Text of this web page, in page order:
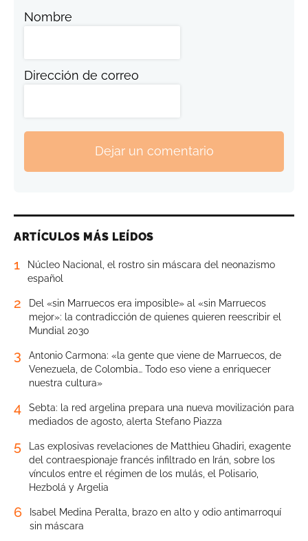
Nombre
Dirección de correo
Dejar un comentario
ARTÍCULOS MÁS LEÍDOS
1
Núcleo Nacional, el rostro sin máscara del neonazismo
español
2
Del «sin Marruecos era imposible» al «sin Marruecos
mejor»: la contradicción de quienes quieren reescribir el
Mundial 2030
3
Antonio Carmona: «la gente que viene de Marruecos, de
Venezuela, de Colombia… Todo eso viene a enriquecer
nuestra cultura»
4
Sebta: la red argelina prepara una nueva movilización para
mediados de agosto, alerta Stefano Piazza
5
Las explosivas revelaciones de Matthieu Ghadiri, exagente
del contraespionaje francés infiltrado en Irán, sobre los
vínculos entre el régimen de los mulás, el Polisario,
Hezbolá y Argelia
6
Isabel Medina Peralta, brazo en alto y odio antimarroquí
sin máscara